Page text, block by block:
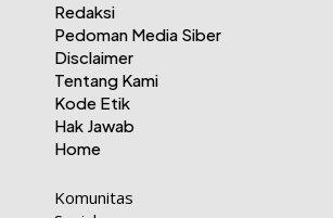
Redaksi
Pedoman Media Siber
Disclaimer
Tentang Kami
Kode Etik
Hak Jawab
Home
Komunitas